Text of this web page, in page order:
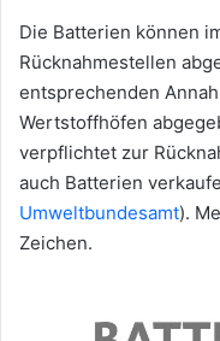
Die Batterien können
Rücknahmestellen
entsprechenden
Wertstoffhöfen
verpflichtet zur
auch Batterien
Umweltbundesamt).
Zeichen.